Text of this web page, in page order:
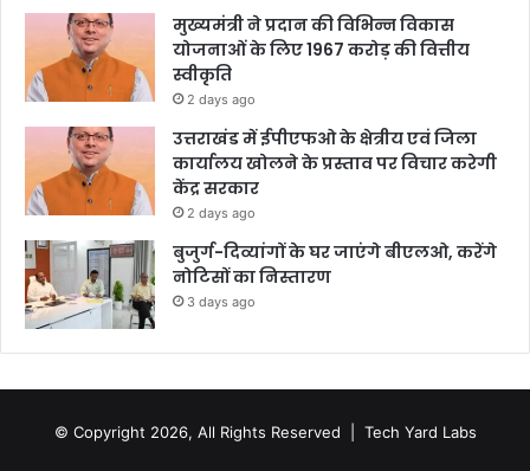
मुख्यमंत्री ने प्रदान की विभिन्न विकास
योजनाओं के लिए 1967 करोड़ की वित्तीय
स्वीकृति
2 days ago
उत्तराखंड में ईपीएफओ के क्षेत्रीय एवं जिला
कार्यालय खोलने के प्रस्ताव पर विचार करेगी
केंद्र सरकार
2 days ago
बुजुर्ग-दिव्यांगों के घर जाएंगे बीएलओ, करेंगे
नोटिसों का निस्तारण
3 days ago
© Copyright 2026, All Rights Reserved | Tech Yard Labs